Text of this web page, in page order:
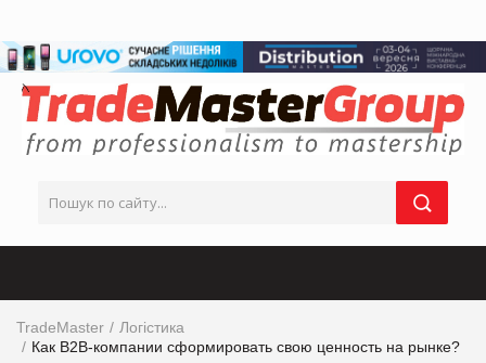
TradeMaster
Логістика
Как B2B-компании сформировать свою ценность на рынке?